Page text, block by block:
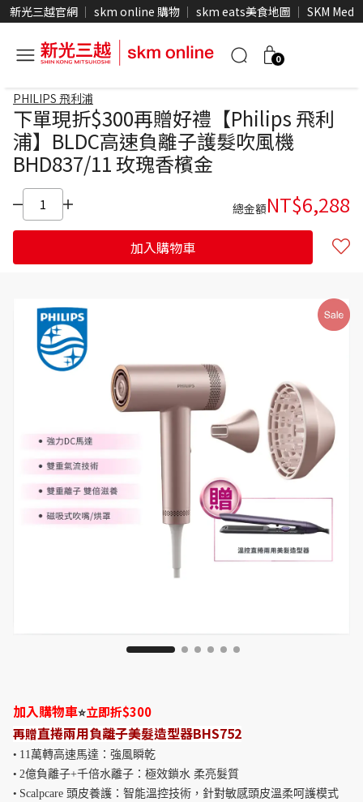
新光三越官網 skm online 購物 skm eats美食地圖 SKM Media
0
PHILIPS 飛利浦
下單現折$300再贈好禮【Philips 飛利
浦】BLDC高速負離子護髮吹風機
BHD837/11 玫瑰香檳金
總金額NT$6,288
加入購物車
加入購物車⭐立即折$300
再贈直捲兩用負離子美髮造型器BHS752
• 11萬轉高速馬達：強風瞬乾
• 2億負離子+千倍水離子：極效鎖水 柔亮髮質
• Scalpcare 頭皮養護：智能溫控技術，針對敏感頭皮溫柔呵護模式